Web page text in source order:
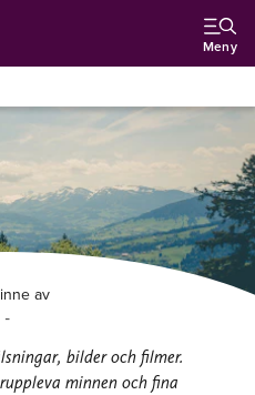
Meny
av
-
bilder och filmer.
minnen och fina